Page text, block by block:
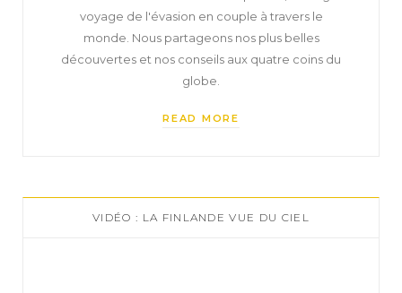
voyage de l'évasion en couple à travers le
monde. Nous partageons nos plus belles
découvertes et nos conseils aux quatre coins du
globe.
READ MORE
VIDÉO : LA FINLANDE VUE DU CIEL